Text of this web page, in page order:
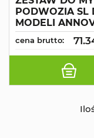
PODWOZIA SL
MODELI
SIMPLY
cena brutto: